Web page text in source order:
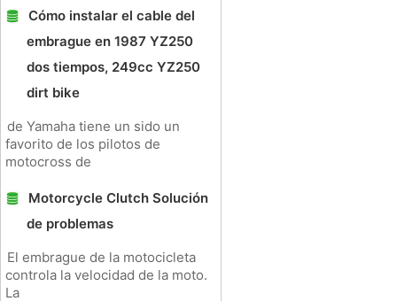
Cómo instalar el cable del
embrague en 1987 YZ250
dos tiempos, 249cc YZ250
dirt bike
de Yamaha tiene un sido un
favorito de los pilotos de
motocross de
Motorcycle Clutch Solución
de problemas
El embrague de la motocicleta
controla la velocidad de la moto.
La